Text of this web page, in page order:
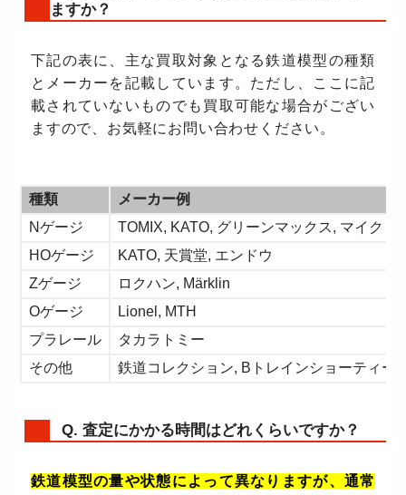
ますか？
下記の表に、主な買取対象となる鉄道模型の種類
とメーカーを記載しています。ただし、ここに記
載されていないものでも買取可能な場合がござい
ますので、お気軽にお問い合わせください。
種類
メーカー例
Nゲージ
TOMIX, KATO, グリーンマックス, マイクロ
HOゲージ
KATO, 天賞堂, エンドウ
Zゲージ
ロクハン, Märklin
Oゲージ
Lionel, MTH
プラレール
タカラトミー
その他
鉄道コレクション, Bトレインショーティー,
Q. 査定にかかる時間はどれくらいですか？
鉄道模型の量や状態によって異なりますが、通常